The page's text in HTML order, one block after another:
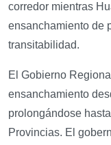
corredor mientras
ensanchamiento de
transitabilidad.
El Gobierno
ensanchamiento
prolongándose
Provincias. El